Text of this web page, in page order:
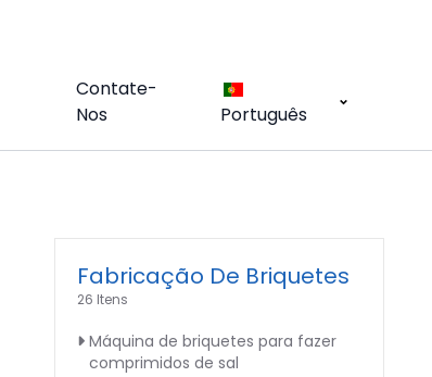
Contate-
Nos
Português
Fabricação De Briquetes
26 Itens
Máquina de briquetes para fazer
comprimidos de sal